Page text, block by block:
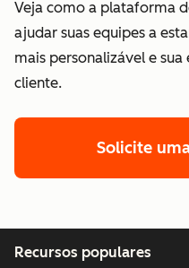
Veja como a plataforma
ajudar suas equipes a
mais personalizável e
cliente.
Solicite
Recursos populares